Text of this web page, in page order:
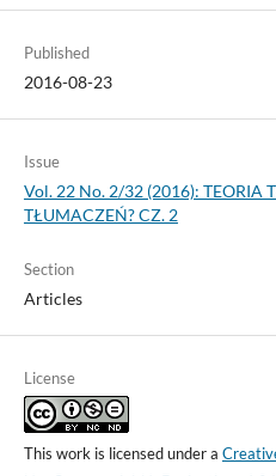
Published
2016-08-23
Issue
Vol. 22 No. 2/32 (2016): TEORIA
TŁUMACZEŃ? CZ. 2
Section
Articles
License
This work is licensed under a